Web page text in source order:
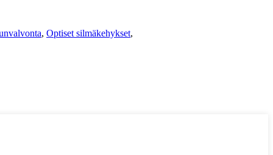
, Optiset silmäkehykset,